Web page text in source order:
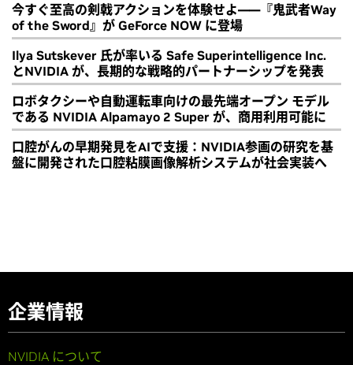
今すぐ至高の剣戟アクションを体験せよ――『鬼武者Way
of the Sword』が GeForce NOW に登場
Ilya Sutskever 氏が率いる Safe Superintelligence Inc.
とNVIDIA が、長期的な戦略的パートナーシップを発表
ロボタクシーや自動運転車向けの最先端オープン モデル
である NVIDIA Alpamayo 2 Super が、商用利用可能に
口腔がんの早期発見をAIで支援：NVIDIA参画の研究を基
盤に開発された口腔粘膜画像解析システムが社会実装へ
企業情報
NVIDIA について